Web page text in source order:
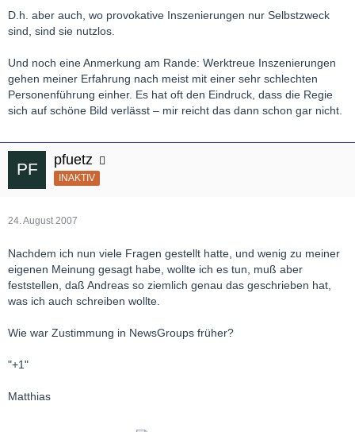
D.h. aber auch, wo provokative Inszenierungen nur Selbstzweck
sind, sind sie nutzlos.
Und noch eine Anmerkung am Rande: Werktreue Inszenierungen
gehen meiner Erfahrung nach meist mit einer sehr schlechten
Personenführung einher. Es hat oft den Eindruck, dass die Regie
sich auf schöne Bild verlässt – mir reicht das dann schon gar nicht.
pfuetz
INAKTIV
24. August 2007
Nachdem ich nun viele Fragen gestellt hatte, und wenig zu meiner
eigenen Meinung gesagt habe, wollte ich es tun, muß aber
feststellen, daß Andreas so ziemlich genau das geschrieben hat,
was ich auch schreiben wollte.
Wie war Zustimmung in NewsGroups früher?
"+1"
Matthias